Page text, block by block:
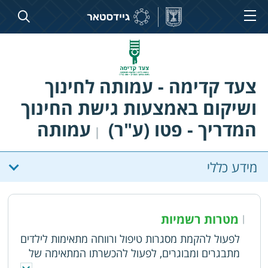
צעד קדימה - עמותה לחינוך
ושיקום באמצעות גישת החינוך
המדריך - פטו (ע"ר)
| עמותה
מידע כללי
| מטרות רשמיות
לפעול להקמת מסגרות טיפול ורווחה מתאימות לילדים
מתבגרים ומבוגרים, לפעול להכשרתו המתאימה של